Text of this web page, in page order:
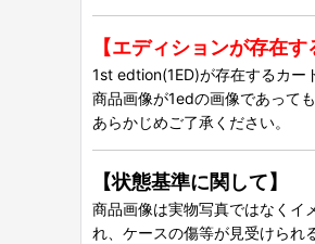
【エディションが存在す
1st edtion(1ED)が存在するカー
商品画像が1edの画像であって
あらかじめご了承ください。
【状態基準に関して】
商品画像は実物写真ではなくイ
れ、ケースの傷等が見受けられ